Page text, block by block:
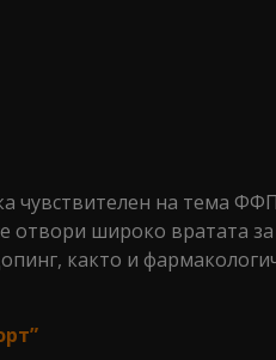
чувствителен на тема
отвори широко вратата
както и